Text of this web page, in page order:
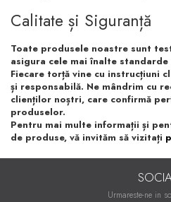
Calitate și Siguranță
Toate produsele noastre sunt
asigura cele mai înalte
Fiecare torță vine cu instrucțiuni
și responsabilă. Ne mândrim cu
clienților noștri, care confirmă
produselor.
Pentru mai multe informații și
de produse, vă invităm să vizitați
Urmareste-ne in